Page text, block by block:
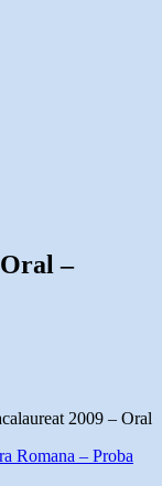
–
2009 – Oral
Romana – Proba